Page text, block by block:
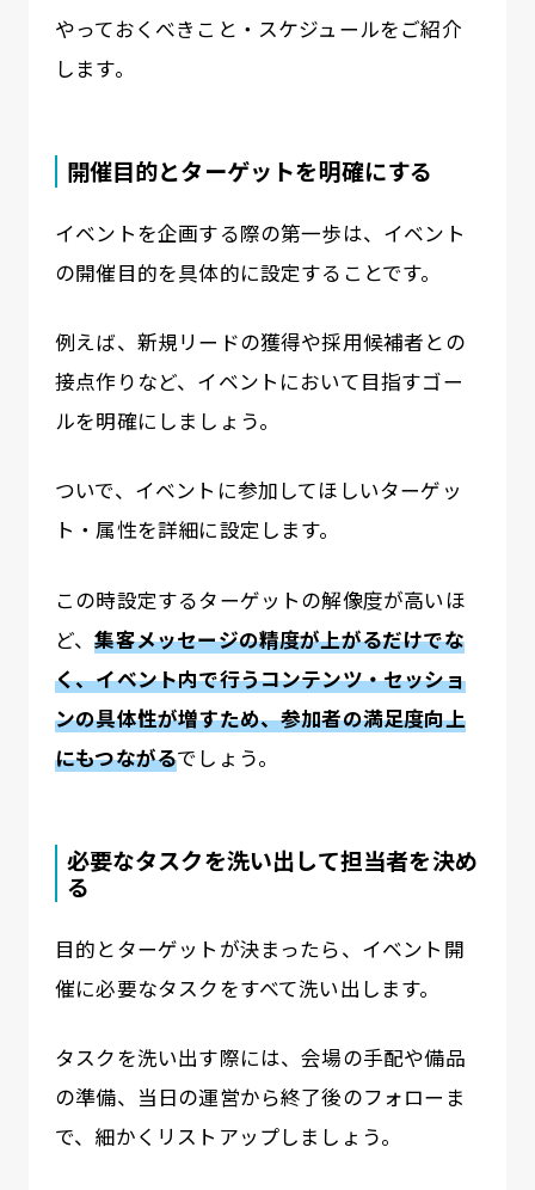
やっておくべきこと・スケジュールをご紹介
します。
開催目的とターゲットを明確にする
イベントを企画する際の第一歩は、イベント
の開催目的を具体的に設定することです。
例えば、新規リードの獲得や採用候補者との
接点作りなど、イベントにおいて目指すゴー
ルを明確にしましょう。
ついで、イベントに参加してほしいターゲッ
ト・属性を詳細に設定します。
この時設定するターゲットの解像度が高いほ
ど、集客メッセージの精度が上がるだけでな
く、イベント内で行うコンテンツ・セッショ
ンの具体性が増すため、参加者の満足度向上
にもつながるでしょう。
必要なタスクを洗い出して担当者を決め
る
目的とターゲットが決まったら、イベント開
催に必要なタスクをすべて洗い出します。
タスクを洗い出す際には、会場の手配や備品
の準備、当日の運営から終了後のフォローま
で、細かくリストアップしましょう。